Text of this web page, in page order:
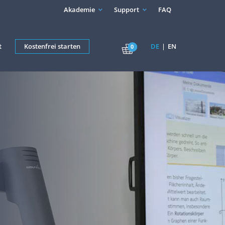
Akademie Support FAQ
Kostenfrei starten 0 DE EN